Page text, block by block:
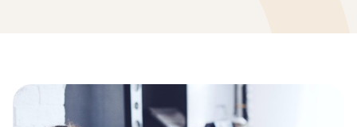
Education du chat : Comment punir un chat ?